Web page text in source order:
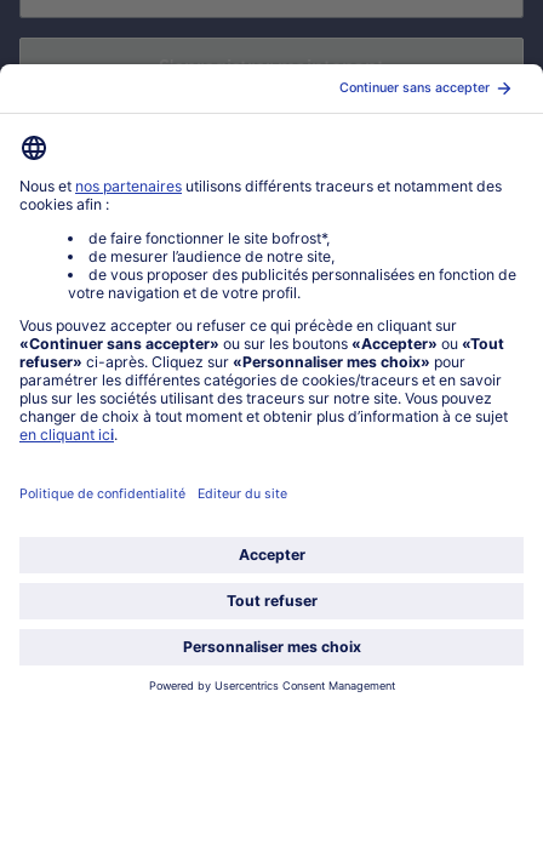
S'enregistrer maintenant
Mon compte bofrost*
service@bofrost.fr
0801 902 406
Lu-Ve : 9h - 20h (appel non surtaxé)